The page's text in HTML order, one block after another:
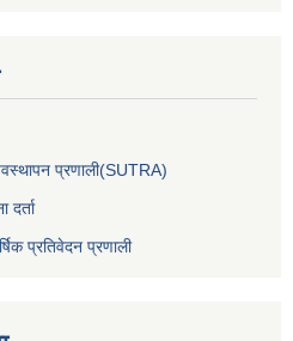
प्रणाली(SUTRA)
दर्ता
प्रतिवेदन प्रणाली